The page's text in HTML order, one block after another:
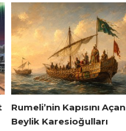
Rumeli’nin Kapısını Açan
Beylik Karesioğulları